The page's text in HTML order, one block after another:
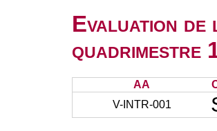
Evaluation de
quadrimestre
AA
V-INTR-001